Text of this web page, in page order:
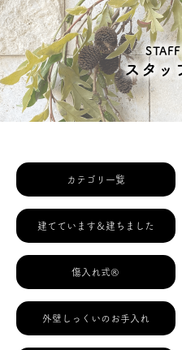
スタッ
カテゴリ一覧
建てています＆建ちました
傷入れ式®
外壁しっくいのお手入れ